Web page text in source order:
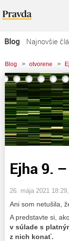
Blog
Najnovšie
Najčítanejšie články
Zoznam blogov
Komerčné blogy
Blog > otvorene >
Ejha 9.
26. mája 2021 18:29
Ani som netušila,
A predstavte si,
v súlade s
z nich konať.